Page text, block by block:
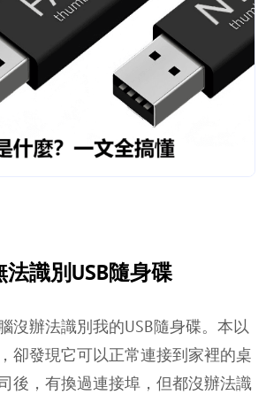
識別USB隨身碟
沒辦法識別我的USB隨身碟。本以
卻發現它可以正常連接到家裡的桌
後，有換過連接埠，但都沒辦法識